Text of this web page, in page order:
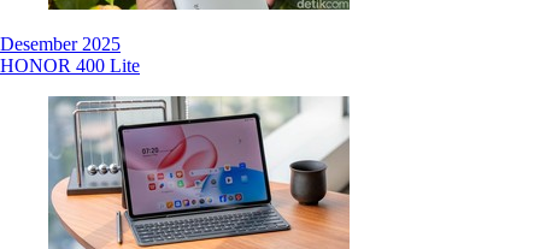
Desember 2025
HONOR 400 Lite